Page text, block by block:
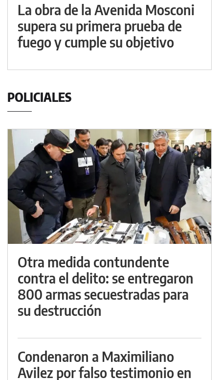
La obra de la Avenida Mosconi
supera su primera prueba de
fuego y cumple su objetivo
POLICIALES
Otra medida contundente
contra el delito: se entregaron
800 armas secuestradas para
su destrucción
Condenaron a Maximiliano
Avilez por falso testimonio en